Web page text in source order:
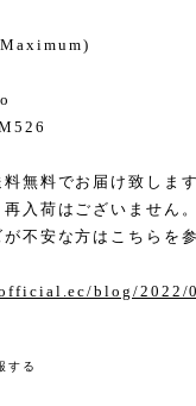
無料でお届け致します
入荷はございません。
不安な方はこちらを
blog/2022/
する